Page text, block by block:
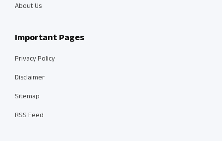
About Us
Important Pages
Privacy Policy
Disclaimer
Sitemap
RSS Feed